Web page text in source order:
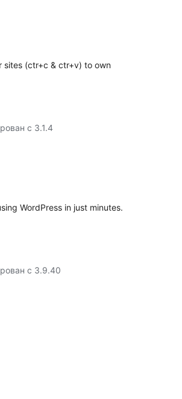
sites (ctr+c & ctr+v) to own
с 3.1.4
WordPress in just minutes.
с 3.9.40